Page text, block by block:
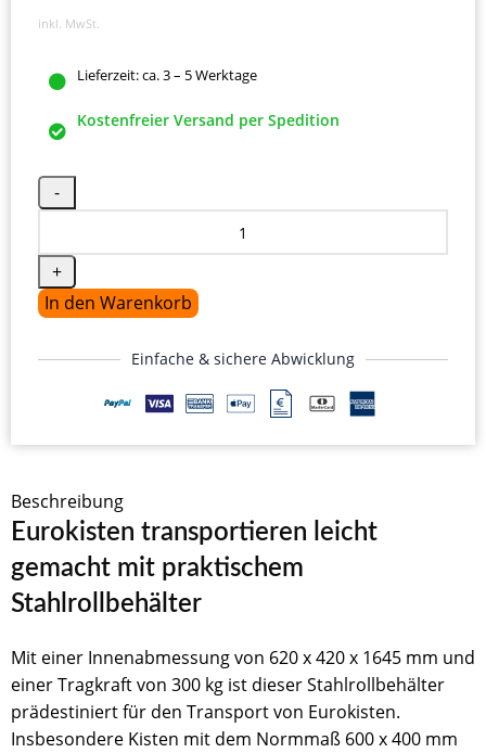
inkl. MwSt.
Kostenfreier Versand per Spedition
Lieferzeit:ca. 3 – 5 Werktage
In den Warenkorb
Einfache & sichere Abwicklung
Beschreibung
Eurokisten transportieren leicht
gemacht mit praktischem
Stahlrollbehälter
Mit einer Innenabmessung von 620 x 420 x 1645 mm und
einer Tragkraft von 300 kg ist dieser Stahlrollbehälter
prädestiniert für den Transport von Eurokisten.
Insbesondere Kisten mit dem Normmaß 600 x 400 mm